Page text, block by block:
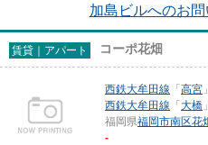
加島ビルへのお
賃貸｜アパート コーポ花畑
西鉄大牟田線 「 高宮
西鉄大牟田線 「 大橋
福岡県福岡市南区花
-